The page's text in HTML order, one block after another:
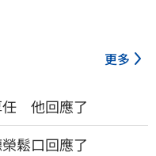
更多
任 他回應了
鬆口回應了